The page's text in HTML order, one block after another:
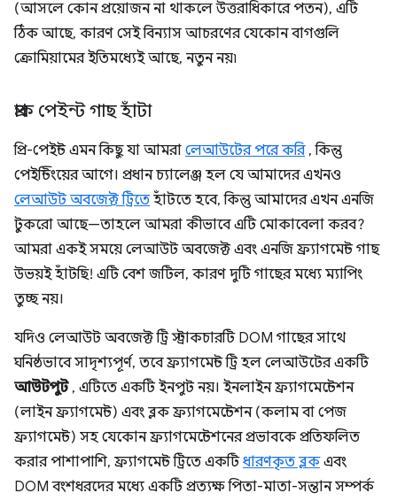
(আসলে কোন প্রয়োজন না থাকলে উত্তরাধিকারে পতন), এটি
ঠিক আছে, কারণ সেই বিন্যাস আচরণের যেকোন বাগগুলি
ক্রোমিয়ামের ইতিমধ্যেই আছে, নতুন নয়৷
প্রাক পেইন্ট গাছ হাঁটা
প্রি-পেইন্ট এমন কিছু যা আমরা লেআউটের পরে করি, কিন্তু
পেইন্টিংয়ের আগে। প্রধান চ্যালেঞ্জ হল যে আমাদের এখনও
লেআউট অবজেক্ট ট্রিতে হাঁটতে হবে, কিন্তু আমাদের এখন এনজি
টুকরো আছে—তাহলে আমরা কীভাবে এটি মোকাবেলা করব?
আমরা একই সময়ে লেআউট অবজেক্ট এবং এনজি ফ্র্যাগমেন্ট গাছ
উভয়ই হাঁটছি! এটি বেশ জটিল, কারণ দুটি গাছের মধ্যে ম্যাপিং
তুচ্ছ নয়।
যদিও লেআউট অবজেক্ট ট্রি স্ট্রাকচারটি DOM গাছের সাথে
ঘনিষ্ঠভাবে সাদৃশ্যপূর্ণ, তবে ফ্র্যাগমেন্ট ট্রি হল লেআউটের একটি
আউটপুট, এটিতে একটি ইনপুট নয়। ইনলাইন ফ্র্যাগমেন্টেশন
(লাইন ফ্র্যাগমেন্ট) এবং ব্লক ফ্র্যাগমেন্টেশন (কলাম বা পেজ
ফ্র্যাগমেন্ট) সহ যেকোন ফ্র্যাগমেন্টেশনের প্রভাবকে প্রতিফলিত
করার পাশাপাশি, ফ্র্যাগমেন্ট ট্রিতে একটিধারণকৃত ব্লকএবং
DOM বংশধরদের মধ্যে একটি প্রত্যক্ষ পিতা-মাতা-সন্তান সম্পর্ক